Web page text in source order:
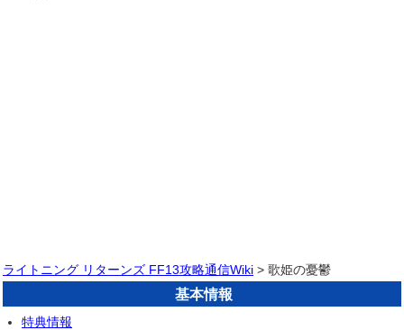
ライトニング リターンズ FF13攻略通信Wiki > 歌姫の憂鬱
基本情報
特典情報